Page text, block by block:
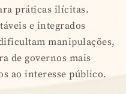
práticas ilícitas.
e integrados
manipulações,
de governos mais
ao interesse público.